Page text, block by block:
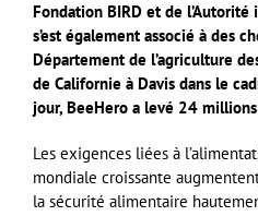
Fondation BIRD et de
s’est également associé à des
Département de l’agriculture
de Californie à Davis dans le
jour, BeeHero a levé 24
Les exigences liées à
mondiale croissante
la sécurité alimentaire